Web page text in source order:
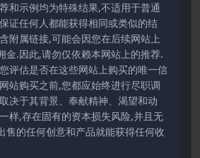
和示例均为特殊结果,不适用于普通
证任何人都能获得相同或类似的结
附属链接,可能会因您在后续网站上
金.因此,请勿仅依赖本网站上的推荐.
评估是否在这些网站上购买的唯一信
站购买之前,您都应始终进行尽职调
决于其背景、奉献精神、渴望和动
样,存在固有的资本损失风险,并且无
售的任何创意和产品就能获得任何收